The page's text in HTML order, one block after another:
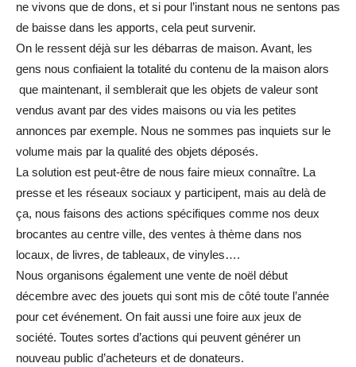
ne vivons que de dons, et si pour l’instant nous ne sentons pas
de baisse dans les apports, cela peut survenir.
On le ressent déjà sur les débarras de maison. Avant, les
gens nous confiaient la totalité du contenu de la maison alors
que maintenant, il semblerait que les objets de valeur sont
vendus avant par des vides maisons ou via les petites
annonces par exemple. Nous ne sommes pas inquiets sur le
volume mais par la qualité des objets déposés.
La solution est peut-être de nous faire mieux connaître. La
presse et les réseaux sociaux y participent, mais au delà de
ça, nous faisons des actions spécifiques comme nos deux
brocantes au centre ville, des ventes à thème dans nos
locaux, de livres, de tableaux, de vinyles….
Nous organisons également une vente de noël début
décembre avec des jouets qui sont mis de côté toute l’année
pour cet événement. On fait aussi une foire aux jeux de
société. Toutes sortes d’actions qui peuvent générer un
nouveau public d’acheteurs et de donateurs.